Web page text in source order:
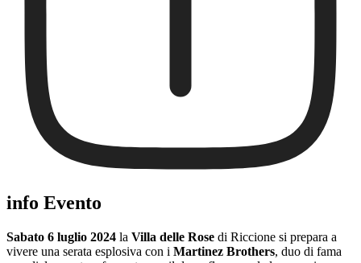
info Evento
Sabato 6 luglio 2024 la Villa delle Rose di Riccione si prepara a
vivere una serata esplosiva con i Martinez Brothers, duo di fama